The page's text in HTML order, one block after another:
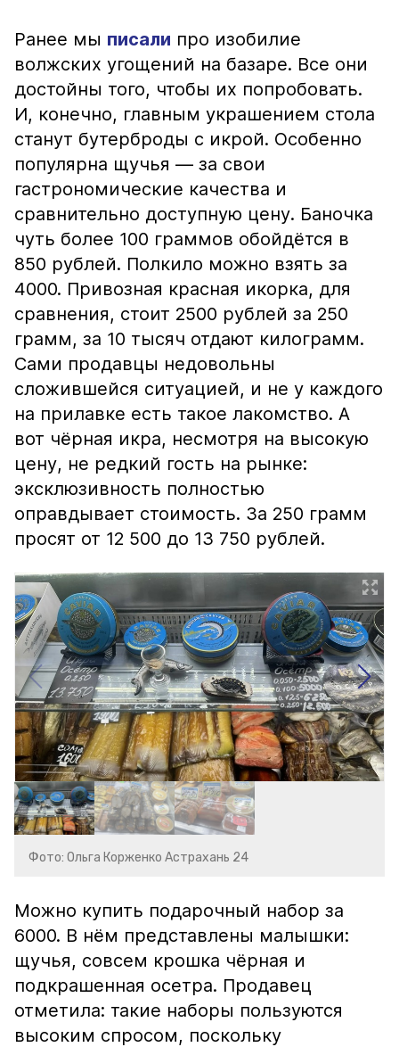
Ранее мы писали про изобилие
волжских угощений на базаре. Все они
достойны того, чтобы их попробовать.
И, конечно, главным украшением стола
станут бутерброды с икрой. Особенно
популярна щучья — за свои
гастрономические качества и
сравнительно доступную цену. Баночка
чуть более 100 граммов обойдётся в
850 рублей. Полкило можно взять за
4000. Привозная красная икорка, для
сравнения, стоит 2500 рублей за 250
грамм, за 10 тысяч отдают килограмм.
Сами продавцы недовольны
сложившейся ситуацией, и не у каждого
на прилавке есть такое лакомство. А
вот чёрная икра, несмотря на высокую
цену, не редкий гость на рынке:
эксклюзивность полностью
оправдывает стоимость. За 250 грамм
просят от 12 500 до 13 750 рублей.
Фото: Ольга Корженко Астрахань 24
Можно купить подарочный набор за
6000. В нём представлены малышки:
щучья, совсем крошка чёрная и
подкрашенная осетра. Продавец
отметила: такие наборы пользуются
высоким спросом, поскольку